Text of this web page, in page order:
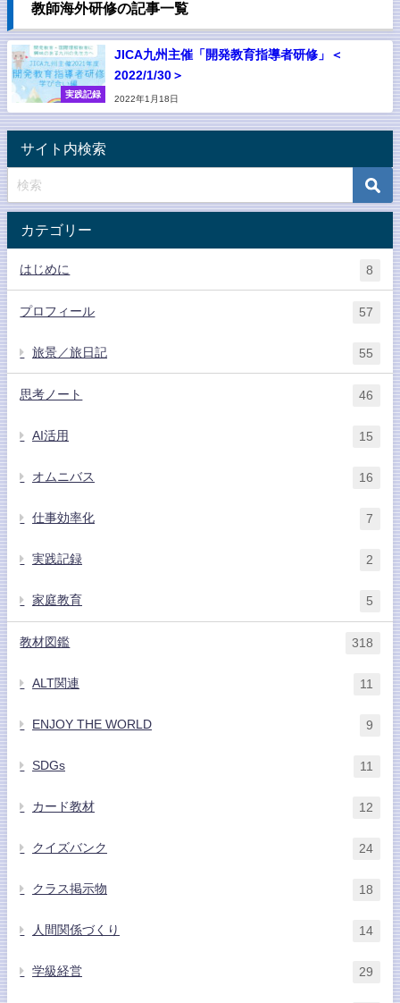
教師海外研修の記事一覧
実践記録
JICA九州主催「開発教育指導者研修」＜
2022/1/30＞
2022年1月18日
サイト内検索
カテゴリー
はじめに 8
プロフィール 57
旅景／旅日記 55
思考ノート 46
AI活用 15
オムニバス 16
仕事効率化 7
実践記録 2
家庭教育 5
教材図鑑 318
ALT関連 11
ENJOY THE WORLD 9
SDGs 11
カード教材 12
クイズバンク 24
クラス掲示物 18
人間関係づくり 14
学級経営 29